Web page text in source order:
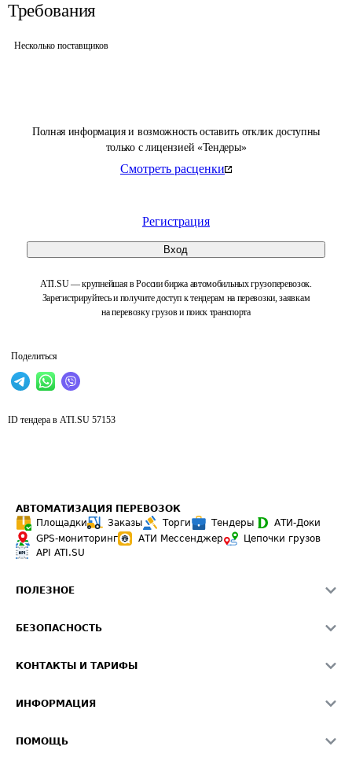
Полная информация и возможность оставить отклик доступны
только с лицензией «Тендеры»
Смотреть расценки
Регистрация
Вход
ATI.SU — крупнейшая в России биржа автомобильных грузоперевозок.
Зарегистрируйтесь и получите доступ к тендерам на перевозки, заявкам
на перевозку грузов и поиск транспорта
Поделиться
Требования
Несколько поставщиков
ID тендера в ATI.SU 57153
АВТОМАТИЗАЦИЯ ПЕРЕВОЗОК
Площадки
Заказы Торги Тендеры
АТИ-Доки
GPS-мониторинг
АТИ Мессенджер
Цепочки грузов
API ATI.SU
ПОЛЕЗНОЕ
Звезды ATI.SU на вашем сайте
Средние ставки
БЕЗОПАСНОСТЬ
Светофор+
О формировании Паспорта
КОНТАКТЫ И ТАРИФЫ
Реклама на сайте
ИНФОРМАЦИЯ
ПОМОЩЬ